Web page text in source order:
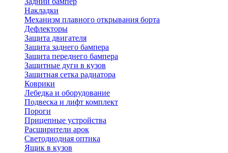
Накладки
Механизм плавного открывания борта
Дефлекторы
Защита двигателя
Защита заднего бампера
Защита переднего бампера
Защитные дуги в кузов
Защитная сетка радиатора
Коврики
Лебедка и оборудование
Подвеска и лифт комплект
Пороги
Прицепные устройства
Расширители арок
Светодиодная оптика
Ящик в кузов